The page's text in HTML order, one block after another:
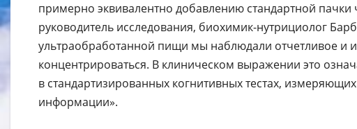
примерно эквивалентно добавлению стандартной
руководитель исследования, биохимик-нутрициолог
ультраобработанной пищи мы наблюдали отчетливое и
концентрироваться. В клиническом выражении это
в стандартизированных когнитивных тестах,
информации».